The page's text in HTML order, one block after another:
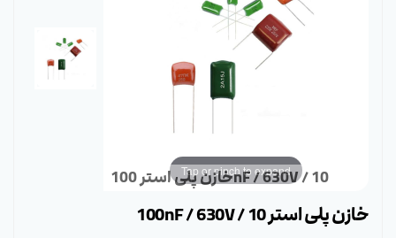
خازن پلی استر 100nF / 630V / 10
Tap or pinch to expand
خازن پلی استر 100nF / 630V / 10